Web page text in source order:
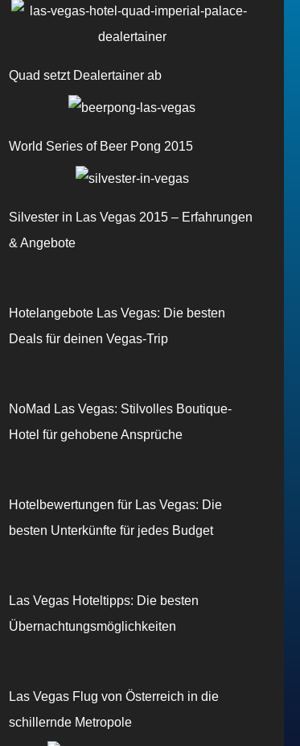
Quad setzt Dealertainer ab
World Series of Beer Pong 2015
Silvester in Las Vegas 2015 – Erfahrungen
& Angebote
Hotelangebote Las Vegas: Die besten
Deals für deinen Vegas-Trip
NoMad Las Vegas: Stilvolles Boutique-
Hotel für gehobene Ansprüche
Hotelbewertungen für Las Vegas: Die
besten Unterkünfte für jedes Budget
Las Vegas Hoteltipps: Die besten
Übernachtungsmöglichkeiten
Las Vegas Flug von Österreich in die
schillernde Metropole